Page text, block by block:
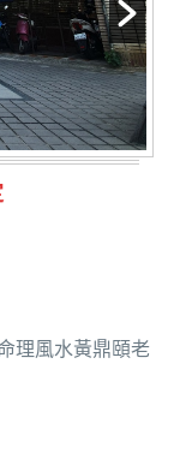
造命
理風水黃鼎頤老